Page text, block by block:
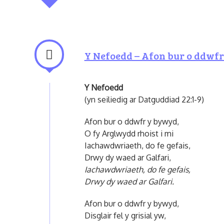
Y Nefoedd – Afon bur o
Y Nefoedd
(yn seiliedig ar Datguddiad 22:1-9)
Afon bur o ddwfr y bywyd,
O fy Arglwydd rhoist i mi
Iachawdwriaeth, do fe gefais,
Drwy dy waed ar Galfari,
Iachawdwriaeth, do fe gefais,
Drwy dy waed ar Galfari.
Afon bur o ddwfr y bywyd,
Disglair fel y grisial yw,